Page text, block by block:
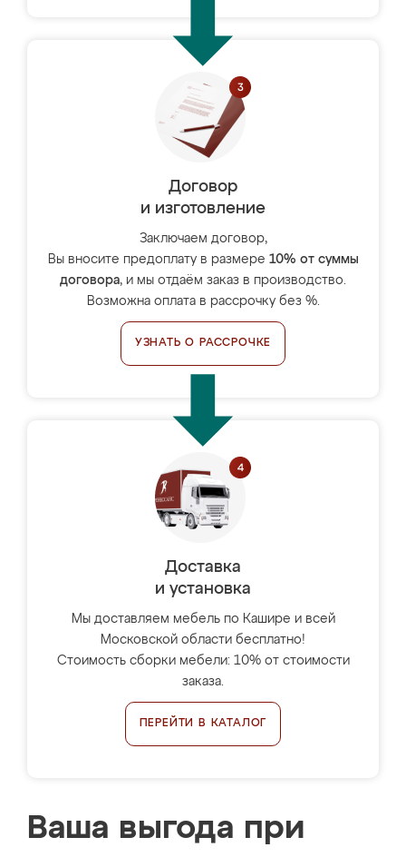
Договор
и изготовление
Заключаем договор,
Вы вносите предоплату в размере 10% от суммы
договора, и мы отдаём заказ в производство.
Возможна оплата в рассрочку без %.
УЗНАТЬ О РАССРОЧКЕ
Доставка
и установка
Мы доставляем мебель по Кашире и всей
Московской области бесплатно!
Стоимость сборки мебели: 10% от стоимости
заказа.
ПЕРЕЙТИ В КАТАЛОГ
Ваша выгода при